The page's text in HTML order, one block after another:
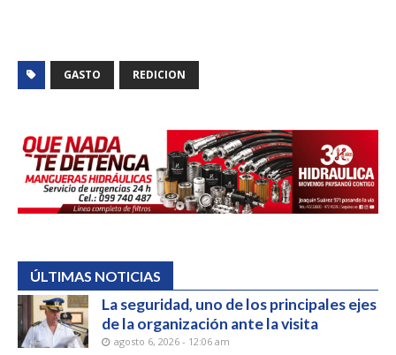
GASTO REDICION
ÚLTIMAS NOTICIAS
La seguridad, uno de los principales ejes
de la organización ante la visita
agosto 6, 2026 - 12:06 am